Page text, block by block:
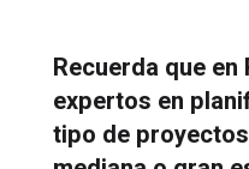
Recuerda que
expertos en
tipo de